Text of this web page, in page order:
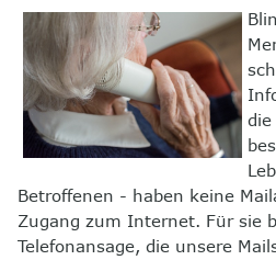
Betroffenen - haben keine
Zugang zum Internet. Für sie
Telefonansage, die unsere